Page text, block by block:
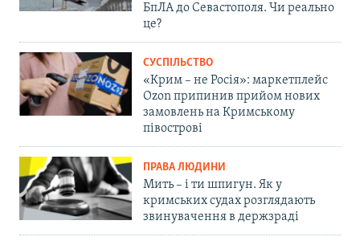
БпЛА до Севастополя. Чи реально
це?
СУСПІЛЬСТВО
«Крим – не Росія»: маркетплейс
Ozon припинив прийом нових
замовлень на Кримському
півострові
ПРАВА ЛЮДИНИ
Мить – і ти шпигун. Як у
кримських судах розглядають
звинувачення в держзраді